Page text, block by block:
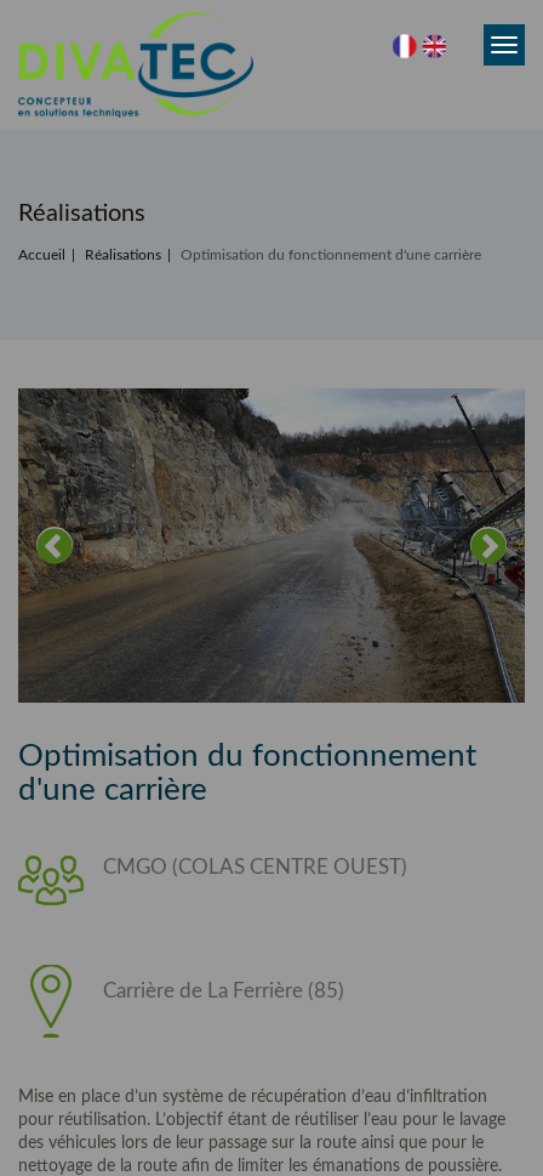
Réalisations
Accueil Réalisations Optimisation du fonctionnement d'une carrière
Optimisation du fonctionnement
d'une carrière
CMGO (COLAS CENTRE OUEST)
Carrière de La Ferrière (85)
Mise en place d’un système de récupération d’eau d’infiltration
pour réutilisation. L’objectif étant de réutiliser l’eau pour le lavage
des véhicules lors de leur passage sur la route ainsi que pour le
nettoyage de la route afin de limiter les émanations de poussière.